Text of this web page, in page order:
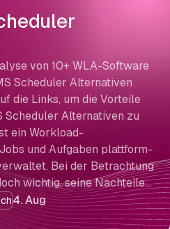
4. Aug
von 10+ WLA-Software
Scheduler Alternativen
die Links, um die Vorteile
Scheduler Alternativen zu
ein Workload-
und Aufgaben plattform-
Bei der Betrachtung
wichtig, seine Nachteile…